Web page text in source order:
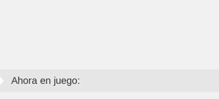
Ahora en juego: